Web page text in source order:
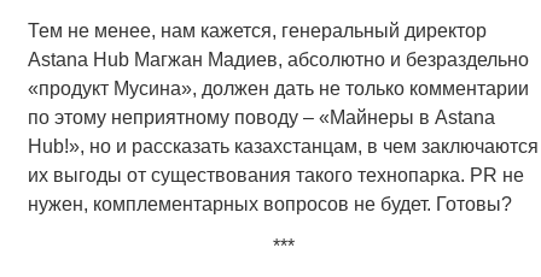
Тем не менее, нам кажется, генеральный директор
Astana Hub Магжан Мадиев, абсолютно и безраздельно
«продукт Мусина», должен дать не только комментарии
по этому неприятному поводу – «Майнеры в Astana
Hub!», но и рассказать казахстанцам, в чем заключаются
их выгоды от существования такого технопарка. PR не
нужен, комплементарных вопросов не будет. Готовы?
***